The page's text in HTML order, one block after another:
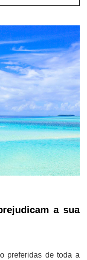
a sua
preferidas de toda a